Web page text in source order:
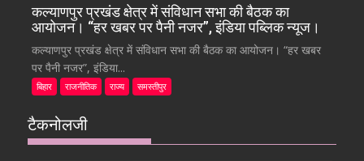
कल्याणपुर प्रखंड क्षेत्र में संविधान सभा की बैठक का
आयोजन। “हर खबर पर पैनी नजर”, इंडिया पब्लिक न्यूज।
कल्याणपुर प्रखंड क्षेत्र में संविधान सभा की बैठक का आयोजन। “हर खबर
पर पैनी नजर”, इंडिया...
बिहार राजनीतिक राज्य समस्तीपुर
टैकनोलजी